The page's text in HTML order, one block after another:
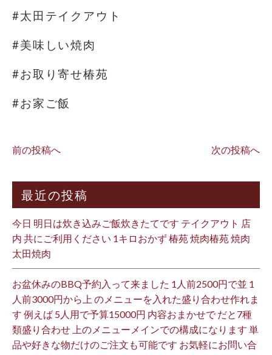
#太田テイクアウト
#美味しい焼肉
#お取り寄せ椿苑
#お家ご飯
前の投稿へ 次の投稿へ
最近の投稿
今日 明日は炊き込みご飯炊きたてです テイクアウト 店
内 共にご利用ください 1キロおかず 椿苑 焼肉椿苑 焼肉
太田焼肉
お盆休みのBBQ予約入って来ました 1人前2500円で並 1
人前3000円から上 のメニューを入れた盛り合わせ作れま
す 例えば 5人用で予算15000円 内容おまかせで だと7種
類盛り合わせ 上のメニューメインでの構成になります 単
品や好きな物だけのご注文も可能です お気軽にお問い合